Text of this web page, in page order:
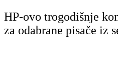
HP-ovo trogodišnje
za odabrane pisače iz